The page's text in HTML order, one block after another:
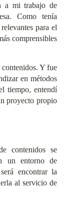
a mi trabajo de
Como tenía
para el
comprensibles
contenidos. Y fue
en métodos
tiempo, entendí
proyecto propio
contenidos se
un entorno de
encontrar la
al servicio de